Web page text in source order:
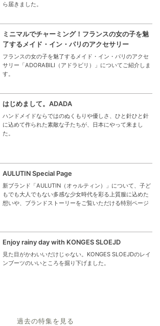
ら届きました。
ミニマルでチャーミング！フランスの女の子を魅
了するメイド・イン・パリのアクセサリー
フランスの女の子を魅了するメイド・イン・パリのアクセ
サリー「ADORABILI（アドラビリ）」についてご紹介しま
す。
はじめまして。ADADA
ハンドメイドならではのぬくもりや優しさ、ひと針ひと針
に込めて作られた素敵な子たちが、日本にやって来まし
た。
AULUTIN Special Page
新ブランド「AULUTIN（オゥルティン）」について、子ど
もでも大人でもない多感な少女時代を彩る上質服に込めた
想いや、ブランドストーリーをご覧いただける特別ページ
Enjoy rainy day with KONGES SLOEJD
見た目がかわいいだけじゃない。KONGES SLOEJDのレイ
ンブーツのいいところを掘り下げました。
過去の特集を見る